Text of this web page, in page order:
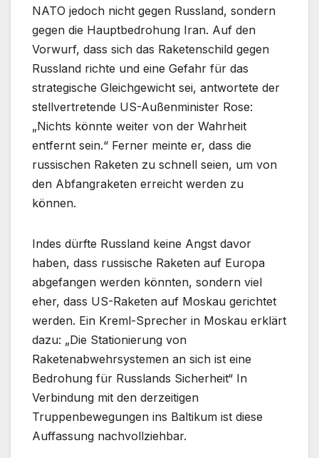
NATO jedoch nicht gegen Russland, sondern
gegen die Hauptbedrohung Iran. Auf den
Vorwurf, dass sich das Raketenschild gegen
Russland richte und eine Gefahr für das
strategische Gleichgewicht sei, antwortete der
stellvertretende US-Außenminister Rose:
„Nichts könnte weiter von der Wahrheit
entfernt sein.“ Ferner meinte er, dass die
russischen Raketen zu schnell seien, um von
den Abfangraketen erreicht werden zu
können.
Indes dürfte Russland keine Angst davor
haben, dass russische Raketen auf Europa
abgefangen werden könnten, sondern viel
eher, dass US-Raketen auf Moskau gerichtet
werden. Ein Kreml-Sprecher in Moskau erklärt
dazu: „Die Stationierung von
Raketenabwehrsystemen an sich ist eine
Bedrohung für Russlands Sicherheit“ In
Verbindung mit den derzeitigen
Truppenbewegungen ins Baltikum ist diese
Auffassung nachvollziehbar.